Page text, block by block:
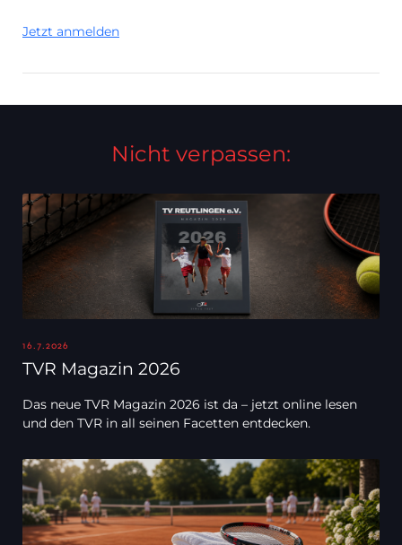
Jetzt anmelden
Nicht verpassen:
16.7.2026
TVR Magazin 2026
Das neue TVR Magazin 2026 ist da – jetzt online lesen
und den TVR in all seinen Facetten entdecken.